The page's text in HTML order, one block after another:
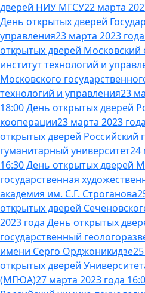
дверей НИУ МГСУ22 марта
День открытых дверей
управления23 марта 2023
открытых дверей Московский
институт технологий и
Московского
технологий и управления23
18:00 День открытых дверей
кооперации23 марта 2023
открытых дверей Российский
гуманитарный университет24
16:30 День открытых дверей
государственная
академия им. С.Г. Строганова
открытых дверей
2023 года День открытых
государственный
имени Серго Орджоникидзе
открытых дверей
(МГЮА)27 марта 2023 года